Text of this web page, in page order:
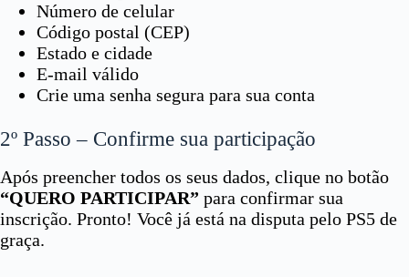
Número de celular
Código postal (CEP)
Estado e cidade
E-mail válido
Crie uma senha segura para sua conta
2º Passo – Confirme sua participação
Após preencher todos os seus dados, clique no botão
“QUERO PARTICIPAR” para confirmar sua
inscrição. Pronto! Você já está na disputa pelo PS5 de
graça.